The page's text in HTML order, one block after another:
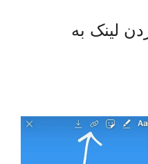
لینک به